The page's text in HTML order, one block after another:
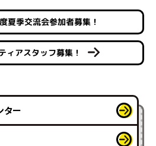
夏季交流会参加者募集！
ィアスタッフ募集！
ター